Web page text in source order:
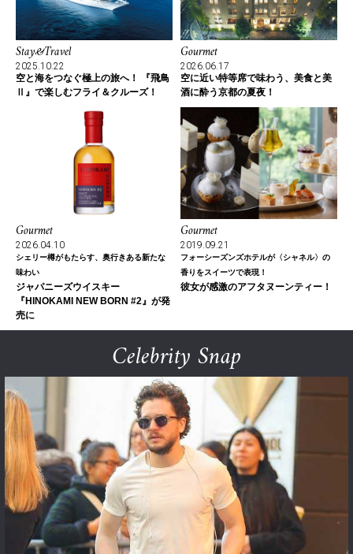
Stay&Travel
2025.10.22
空と海をつなぐ極上の旅へ！ 『飛鳥
Ⅱ』で楽しむフライ＆クルーズ！
Gourmet
2026.06.17
空に近い特等席で味わう、美食と美
酒に酔う京都の夏夜！
Gourmet
2026.04.10
シェリー樽がもたらす、奥行きある新たな
味わい
ジャパニーズウイスキー
『HINOKAMI NEW BORN #2』が発
売に
Gourmet
2019.09.21
フォーシーズンズホテルが〈シャネル〉の
香りをスイーツで表現！
彼女が感激のアフタヌーンティー！
Celebrity Snap